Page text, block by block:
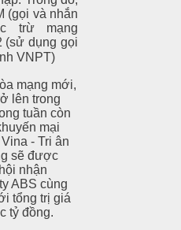
(gọi và nhắn
trừ mạng
(sử dụng gọi
VNPT)
mạng mới,
lên trong
tuần còn
mại
- Tri ân
sẽ được
nhận
ABS cùng
tổng trị giá
tỷ đồng.